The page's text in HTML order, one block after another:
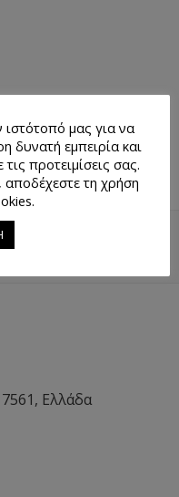
Ελλάδα
μας για να
δυνατή εμπειρία και
προτειμίσεις σας.
τη χρήση